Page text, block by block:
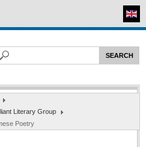
Literary Group
Poetry